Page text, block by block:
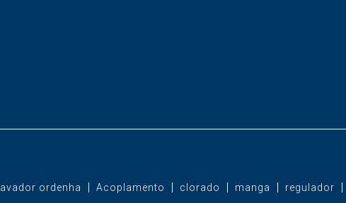
lavador ordenha Acoplamento clorado manga regulador